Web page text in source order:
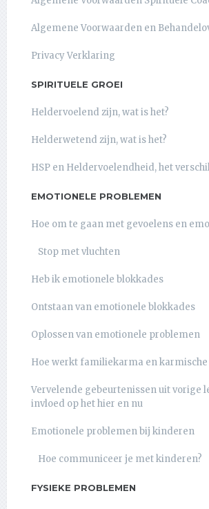
Algemene Voorwaarden en
Privacy Verklaring
SPIRITUELE GROEI
Heldervoelend zijn, wat is het?
Helderwetend zijn, wat is het?
HSP en Heldervoelendheid, het
EMOTIONELE PROBLEMEN
Hoe om te gaan met gevoelens en
Stop met vluchten
Heb ik emotionele blokkades
Ontstaan van emotionele blokkades
Oplossen van emotionele problemen
Hoe werkt familiekarma en
Vervelende gebeurtenissen uit vorige
invloed op het hier en nu
Emotionele problemen bij kinderen
Hoe communiceer je met kinderen?
FYSIEKE PROBLEMEN